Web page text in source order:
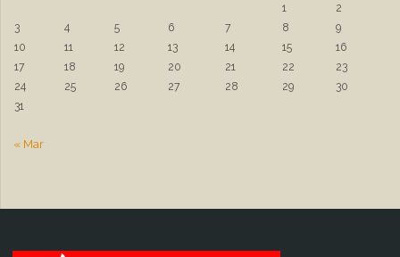
1
2
3
4 5 6 7 8
9
10
11 12 13 14 15
16
17
18 19 20 21 22
23
24
25 26 27 28 29
30
31
« Mar